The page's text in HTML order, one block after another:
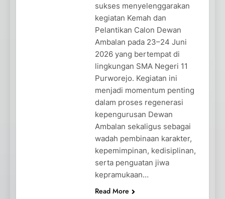
sukses menyelenggarakan
kegiatan Kemah dan
Pelantikan Calon Dewan
Ambalan pada 23–24 Juni
2026 yang bertempat di
lingkungan SMA Negeri 11
Purworejo. Kegiatan ini
menjadi momentum penting
dalam proses regenerasi
kepengurusan Dewan
Ambalan sekaligus sebagai
wadah pembinaan karakter,
kepemimpinan, kedisiplinan,
serta penguatan jiwa
kepramukaan…
Read More